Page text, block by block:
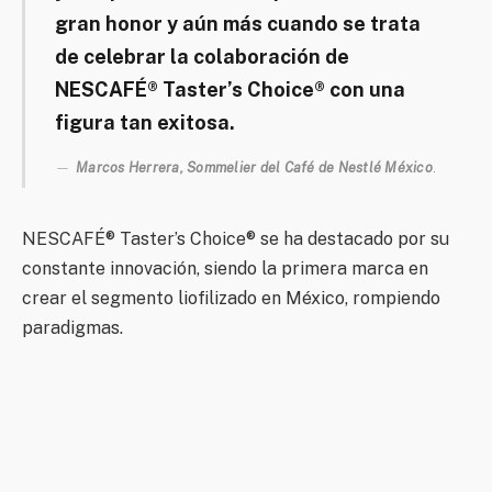
gran honor y aún más cuando se trata
de celebrar la colaboración de
NESCAFÉ® Taster’s Choice® con una
figura tan exitosa.
Marcos Herrera, Sommelier del Café de Nestlé México.
NESCAFÉ® Taster’s Choice® se ha destacado por su
constante innovación, siendo la primera marca en
crear el segmento liofilizado en México, rompiendo
paradigmas.